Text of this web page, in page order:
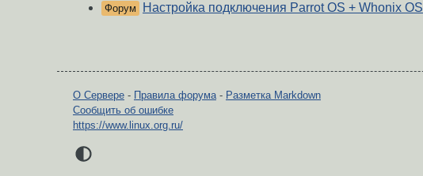
Форум Настройка подключения Parrot OS + Whonix OS
О Сервере - Правила форума- Разметка Markdown
Сообщить об ошибке
https://www.linux.org.ru/